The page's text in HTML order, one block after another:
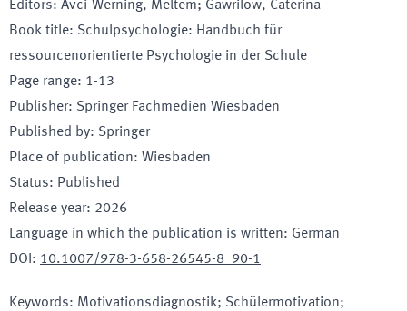
Editors: Avci-Werning, Meltem; Gawrilow, Caterina
Book title: Schulpsychologie: Handbuch für
ressourcenorientierte Psychologie in der Schule
Page range: 1-13
Publisher: Springer Fachmedien Wiesbaden
Published by: Springer
Place of publication: Wiesbaden
Status: Published
Release year: 2026
Language in which the publication is written: German
DOI : 10.1007/978-3-658-26545-8_90-1
Keywords: Motivationsdiagnostik; Schülermotivation;